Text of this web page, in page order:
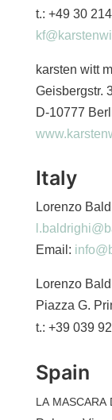
t.: +49 30
kars­ten witt
Geisbergstr.
D‑10777
Italy
Lorenzo
Email:
Lorenzo
Piazza G.
t.: +39 039
Spain
LA MASCARA